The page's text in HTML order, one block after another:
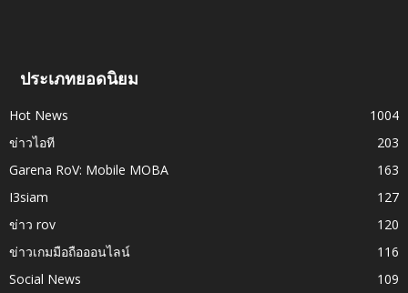
ประเภทยอดนิยม
Hot News
1004
ข่าวไอที
203
Garena RoV: Mobile MOBA
163
I3siam
127
ข่าว rov
120
ข่าวเกมมือถือออนไลน์
116
Social News
109